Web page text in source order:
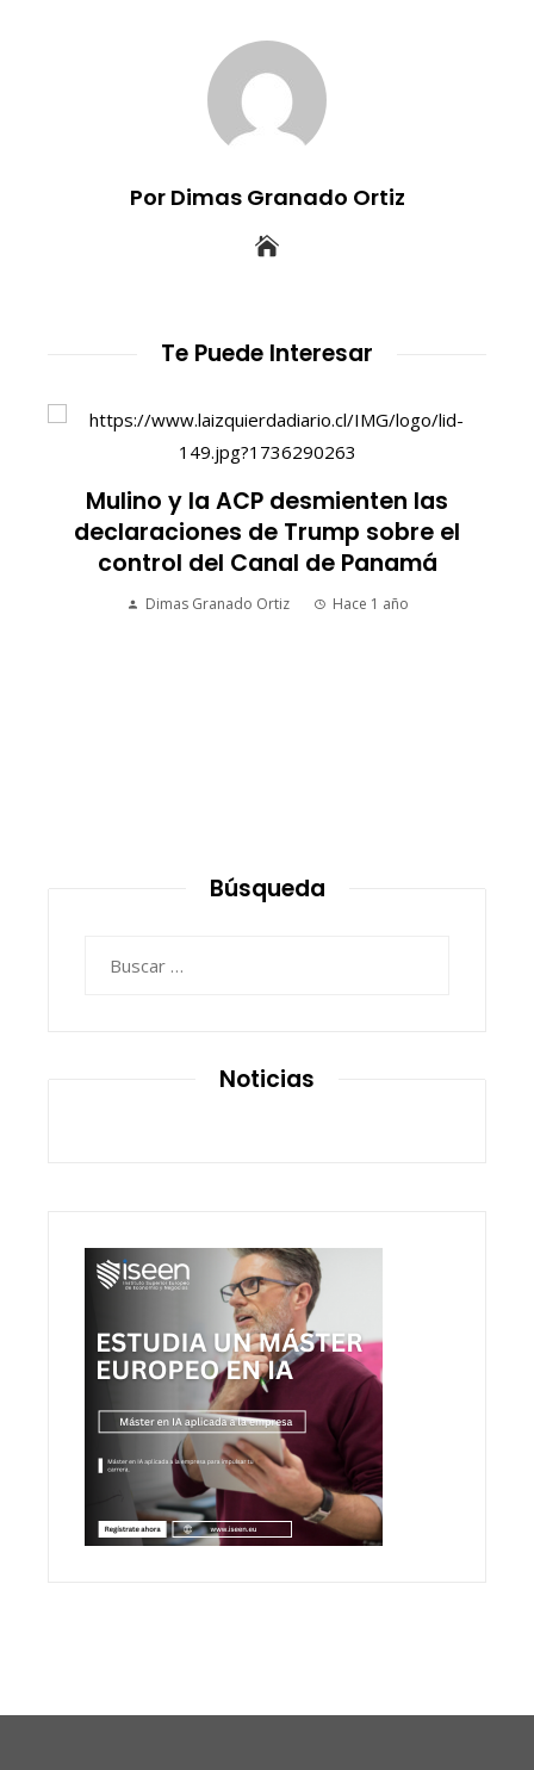
Por Dimas Granado Ortiz
Te Puede Interesar
Mulino y la ACP desmienten las
declaraciones de Trump sobre el
control del Canal de Panamá
Dimas Granado Ortiz Hace 1 año
Búsqueda
Noticias